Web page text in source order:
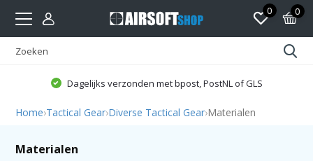
0 0
Dagelijks verzonden met bpost, PostNL of GLS
Home›Tactical Gear›Diverse Tactical Gear›Materialen
Materialen